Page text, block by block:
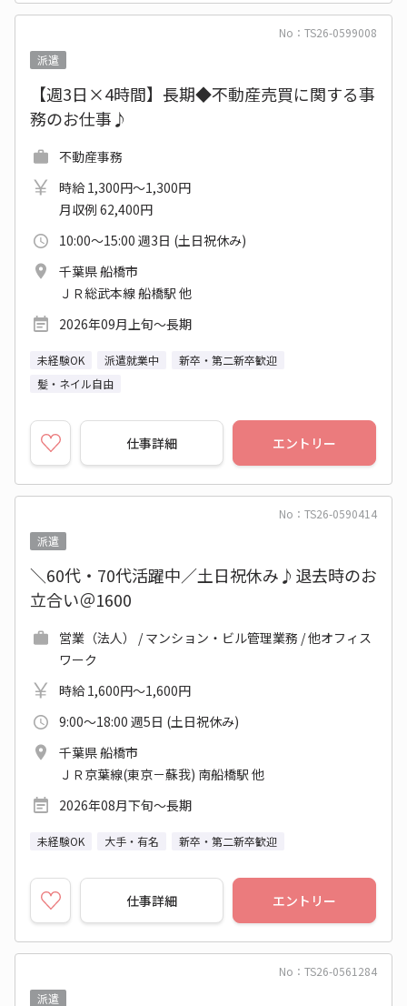
No：TS26-0599008
派遣
【週3日×4時間】長期◆不動産売買に関する事
務のお仕事♪
不動産事務
時給 1,300円～1,300円
月収例 62,400円
10:00～15:00 週3日 (土日祝休み)
千葉県 船橋市
ＪＲ総武本線 船橋駅 他
2026年09月上旬～長期
未経験OK 派遣就業中
新卒・第二新卒歓迎
髪・ネイル自由
仕事詳細 エントリー
No：TS26-0590414
派遣
＼60代・70代活躍中／土日祝休み♪退去時のお
立合い＠1600
営業（法人） / マンション・ビル管理業務 / 他オフィス
ワーク
時給 1,600円～1,600円
9:00～18:00 週5日 (土日祝休み)
千葉県 船橋市
ＪＲ京葉線(東京－蘇我) 南船橋駅 他
2026年08月下旬～長期
未経験OK 大手・有名 新卒・第二新卒歓迎
仕事詳細 エントリー
No：TS26-0561284
派遣